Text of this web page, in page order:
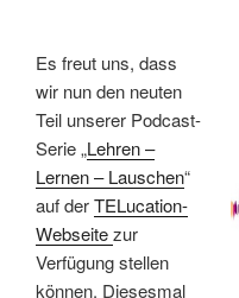
Es freut uns, dass
wir nun den neuten
Teil unserer Podcast-
Serie „Lehren –
Lernen – Lauschen“
auf derTELucation-
Webseitezur
Verfügung stellen
können. Diesesmal